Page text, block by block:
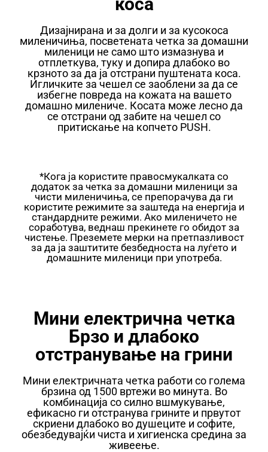
Дизајнирана и за долги и за кусокоса
миленичиња, посветената четка за домашни
миленици не само што измазнува и
отплеткува, туку и допира длабоко во
крзното за да ја отстрани пуштената коса.
Игличките за чешел се заоблени за да се
избегне повреда на кожата на вашето
домашно милениче. Косата може лесно да
се отстрани од забите на чешел со
притискање на копчето PUSH.
*Кога ја користите правосмукалката со
додаток за четка за домашни миленици за
чисти миленичиња, се препорачува да ги
користите режимите за заштеда на енергија и
стандардните режими. Ако миленичето не
соработува, веднаш прекинете го обидот за
чистење. Преземете мерки на претпазливост
за да ја заштитите безбедноста на луѓето и
домашните миленици при употреба.
Мини електрична четка
Брзо и длабоко
отстранување на грини
Мини електричната четка работи со голема
брзина од 1500 вртежи во минута. Во
комбинација со силно вшмукување,
ефикасно ги отстранува грините и првутот
скриени длабоко во душеците и софите,
обезбедувајќи чиста и хигиенска средина за
живеење.